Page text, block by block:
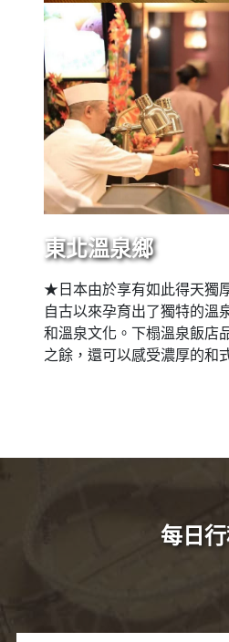
東北溫泉鄉
★日本由於享有如此得天獨
自古以來孕育出了獨特的溫
和溫泉文化。下榻溫泉飯店
之餘，還可以感受濃厚的和
每日